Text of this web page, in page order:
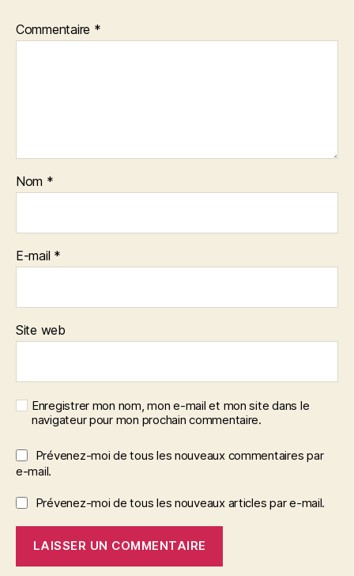
Commentaire *
Nom *
E-mail *
Site web
Enregistrer mon nom, mon e-mail et mon site dans le
navigateur pour mon prochain commentaire.
Prévenez-moi de tous les nouveaux commentaires par
e-mail.
Prévenez-moi de tous les nouveaux articles par e-mail.